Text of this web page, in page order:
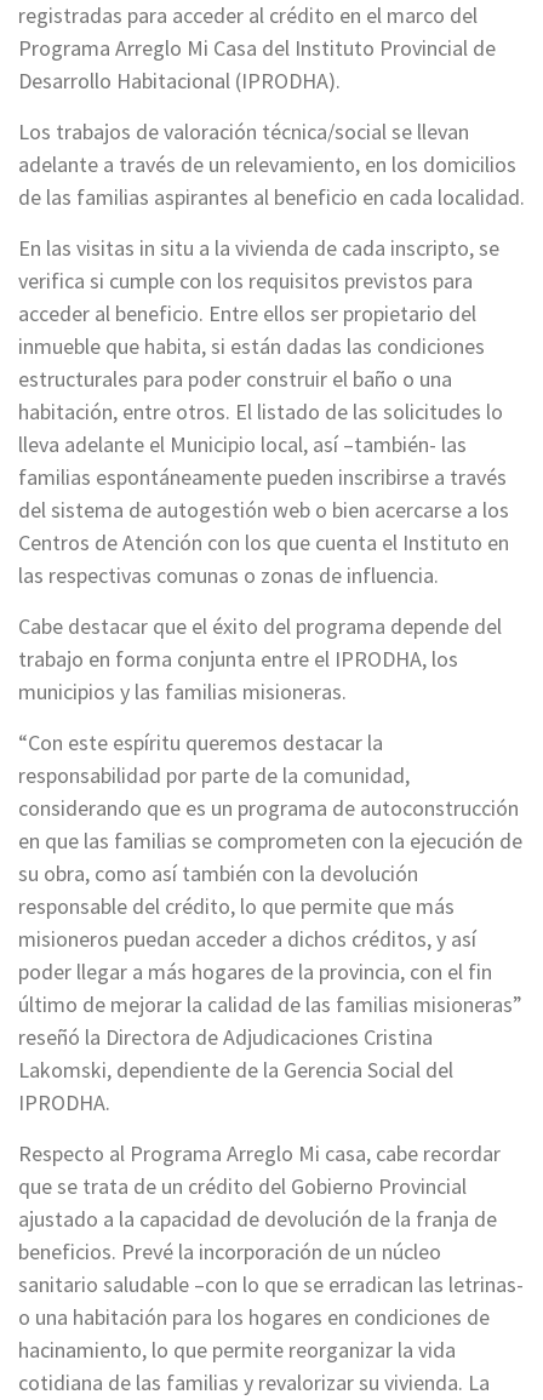
registradas para acceder al crédito en el marco del
Programa Arreglo Mi Casa del Instituto Provincial de
Desarrollo Habitacional (IPRODHA).
Los trabajos de valoración técnica/social se llevan
adelante a través de un relevamiento, en los domicilios
de las familias aspirantes al beneficio en cada localidad.
En las visitas in situ a la vivienda de cada inscripto, se
verifica si cumple con los requisitos previstos para
acceder al beneficio. Entre ellos ser propietario del
inmueble que habita, si están dadas las condiciones
estructurales para poder construir el baño o una
habitación, entre otros. El listado de las solicitudes lo
lleva adelante el Municipio local, así –también- las
familias espontáneamente pueden inscribirse a través
del sistema de autogestión web o bien acercarse a los
Centros de Atención con los que cuenta el Instituto en
las respectivas comunas o zonas de influencia.
Cabe destacar que el éxito del programa depende del
trabajo en forma conjunta entre el IPRODHA, los
municipios y las familias misioneras.
“Con este espíritu queremos destacar la
responsabilidad por parte de la comunidad,
considerando que es un programa de autoconstrucción
en que las familias se comprometen con la ejecución de
su obra, como así también con la devolución
responsable del crédito, lo que permite que más
misioneros puedan acceder a dichos créditos, y así
poder llegar a más hogares de la provincia, con el fin
último de mejorar la calidad de las familias misioneras”
reseñó la Directora de Adjudicaciones Cristina
Lakomski, dependiente de la Gerencia Social del
IPRODHA.
Respecto al Programa Arreglo Mi casa, cabe recordar
que se trata de un crédito del Gobierno Provincial
ajustado a la capacidad de devolución de la franja de
beneficios. Prevé la incorporación de un núcleo
sanitario saludable –con lo que se erradican las letrinas-
o una habitación para los hogares en condiciones de
hacinamiento, lo que permite reorganizar la vida
cotidiana de las familias y revalorizar su vivienda. La